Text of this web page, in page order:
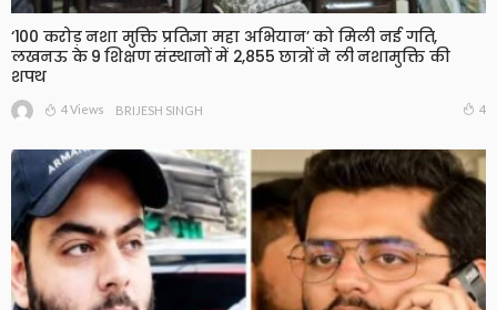
‘100 करोड़ नशा मुक्ति प्रतिज्ञा महा अभियान’ को मिली नई गति,
लखनऊ के 9 शिक्षण संस्थानों में 2,855 छात्रों ने ली नशामुक्ति की
शपथ
4 Views BRIJESH SINGH 4